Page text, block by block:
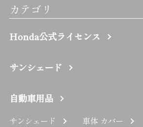
カテゴリ
Honda公式ライセンス
サンシェード
自動車用品
サンシェード 車体 カバー